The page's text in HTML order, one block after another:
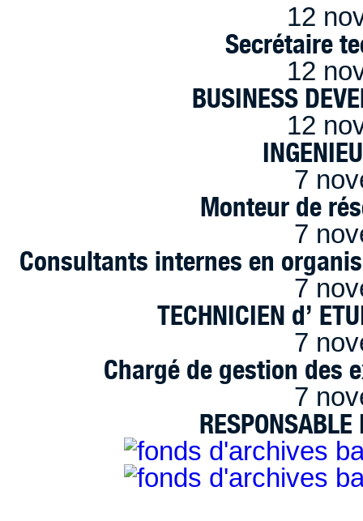
12
Secrétaire
12
BUSINESS
12
7
Monteur de
7
Consultants internes en
7
TECHNICIEN d’
7
Chargé de gestion des
7